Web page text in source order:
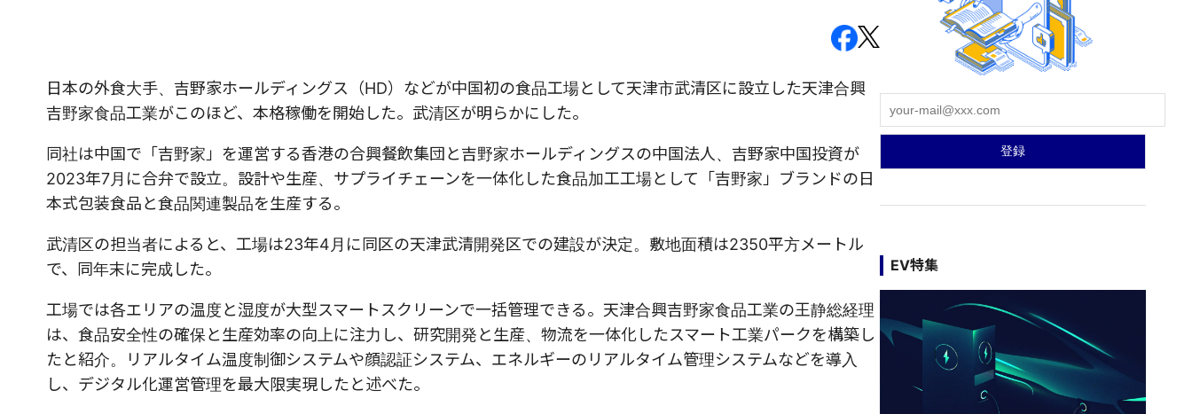
日本の外食大手、吉野家ホールディングス（HD）などが中国初の食品工場として天津市武清区に設立した天津合興
吉野家食品工業がこのほど、本格稼働を開始した。武清区が明らかにした。
同社は中国で「吉野家」を運営する香港の合興餐飲集団と吉野家ホールディングスの中国法人、吉野家中国投資が
2023年7月に合弁で設立。設計や生産、サプライチェーンを一体化した食品加工工場として「吉野家」ブランドの日
本式包装食品と食品関連製品を生産する。
武清区の担当者によると、工場は23年4月に同区の天津武清開発区での建設が決定。敷地面積は2350平方メートル
で、同年末に完成した。
工場では各エリアの温度と湿度が大型スマートスクリーンで一括管理できる。天津合興吉野家食品工業の王静総経理
は、食品安全性の確保と生産効率の向上に注力し、研究開発と生産、物流を一体化したスマート工業パークを構築し
たと紹介。リアルタイム温度制御システムや顔認証システム、エネルギーのリアルタイム管理システムなどを導入
し、デジタル化運営管理を最大限実現したと述べた。
EV特集